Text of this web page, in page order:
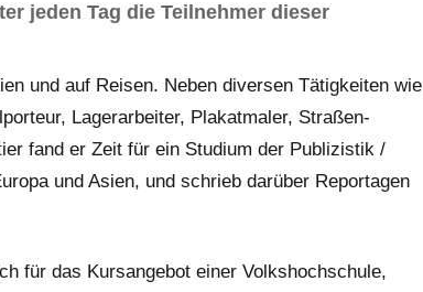
jeden Tag die Teilnehmer dieser
und auf Reisen. Neben diversen Tätig­keiten wie
Lager­arbeiter, Plakat­maler, Straßen­
fand er Zeit für ein Studium der Publi­zistik /
und Asien, und schrieb darüber Repor­tagen
für das Kurs­angebot einer Volks­hoch­schule,